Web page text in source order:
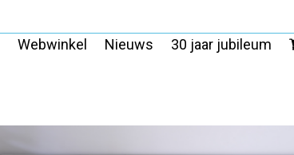
Webwinkel Nieuws 30 jaar jubileum